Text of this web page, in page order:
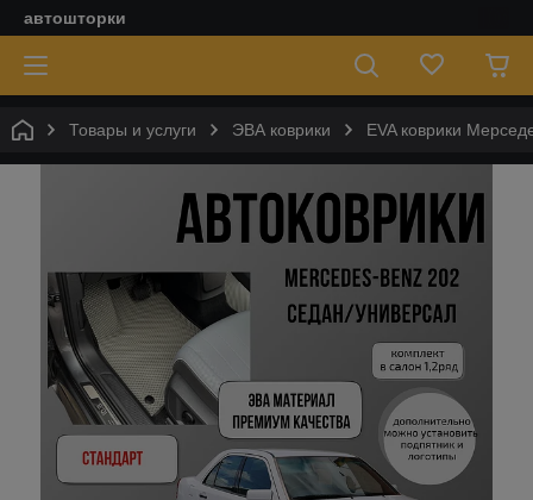
автошторки
Товары и услуги ЭВА коврики EVA коврики